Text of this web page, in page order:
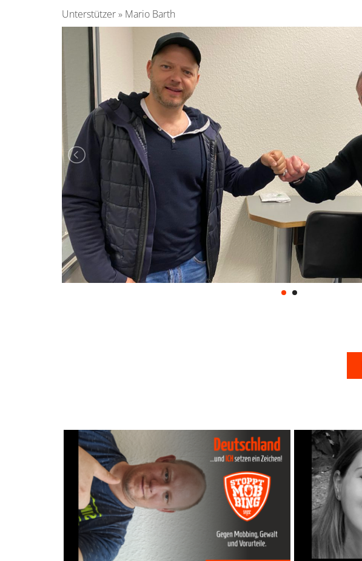
Unterstützer» Mario Barth